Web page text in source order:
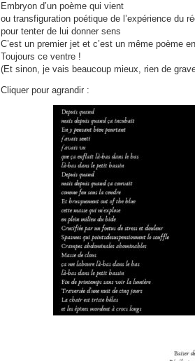
Embryon d’un poème qui vient
ou transfiguration poétique de l’expérience du
pour tenter de lui donner sens
C’est un premier jet et c’est un même poème
Toujours ce ventre !
(Et sinon, je vais beaucoup mieux, rien de
Cliquer pour agrandir :